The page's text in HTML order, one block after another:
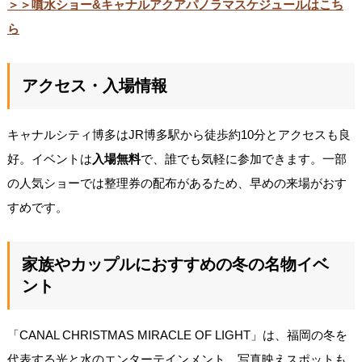
＞＞噴水ショー&キャナルアクアパノラマスケジュールはこち
ら
アクセス・入場情報
キャナルシティ博多はJR博多駅から徒歩約10分とアクセスも良
好。イベントは 入場無料で、誰でも気軽に参加できます。一部
の人気ショーでは整理券の配布があるため、早めの来場がおす
すめです。
家族やカップルにおすすめの冬の名物イベ
ント
「CANAL CHRISTMAS MIRACLE OF LIGHT」は、福岡の冬を
代表する光と水のエンターテインメント。写真映えスポットも